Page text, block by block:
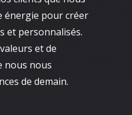
pour créer
et personnalisés.
et de
nous nous
de demain.